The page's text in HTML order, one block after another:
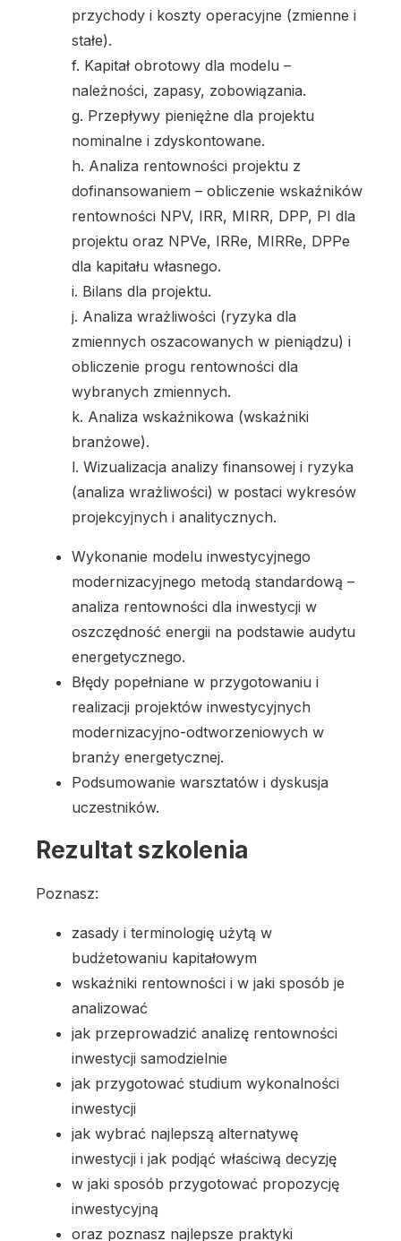
przychody i koszty operacyjne (zmienne i
stałe).
f. Kapitał obrotowy dla modelu –
należności, zapasy, zobowiązania.
g. Przepływy pieniężne dla projektu
nominalne i zdyskontowane.
h. Analiza rentowności projektu z
dofinansowaniem – obliczenie wskaźników
rentowności NPV, IRR, MIRR, DPP, PI dla
projektu oraz NPVe, IRRe, MIRRe, DPPe
dla kapitału własnego.
i. Bilans dla projektu.
j. Analiza wrażliwości (ryzyka dla
zmiennych oszacowanych w pieniądzu) i
obliczenie progu rentowności dla
wybranych zmiennych.
k. Analiza wskaźnikowa (wskaźniki
branżowe).
l. Wizualizacja analizy finansowej i ryzyka
(analiza wrażliwości) w postaci wykresów
projekcyjnych i analitycznych.
Wykonanie modelu inwestycyjnego
modernizacyjnego metodą standardową –
analiza rentowności dla inwestycji w
oszczędność energii na podstawie audytu
energetycznego.
Błędy popełniane w przygotowaniu i
realizacji projektów inwestycyjnych
modernizacyjno-odtworzeniowych w
branży energetycznej.
Podsumowanie warsztatów i dyskusja
uczestników.
Rezultat szkolenia
Poznasz:
zasady i terminologię użytą w
budżetowaniu kapitałowym
wskaźniki rentowności i w jaki sposób je
analizować
jak przeprowadzić analizę rentowności
inwestycji samodzielnie
jak przygotować studium wykonalności
inwestycji
jak wybrać najlepszą alternatywę
inwestycji i jak podjąć właściwą decyzję
w jaki sposób przygotować propozycję
inwestycyjną
oraz poznasz najlepsze praktyki